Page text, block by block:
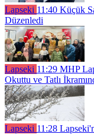
Lapseki 11:40 Küçük
Düzenledi
Lapseki 11:29 MHP
Okuttu ve Tatlı
Lapseki 11:28